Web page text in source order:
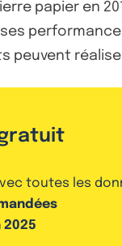
papier en
peuvent
toutes les